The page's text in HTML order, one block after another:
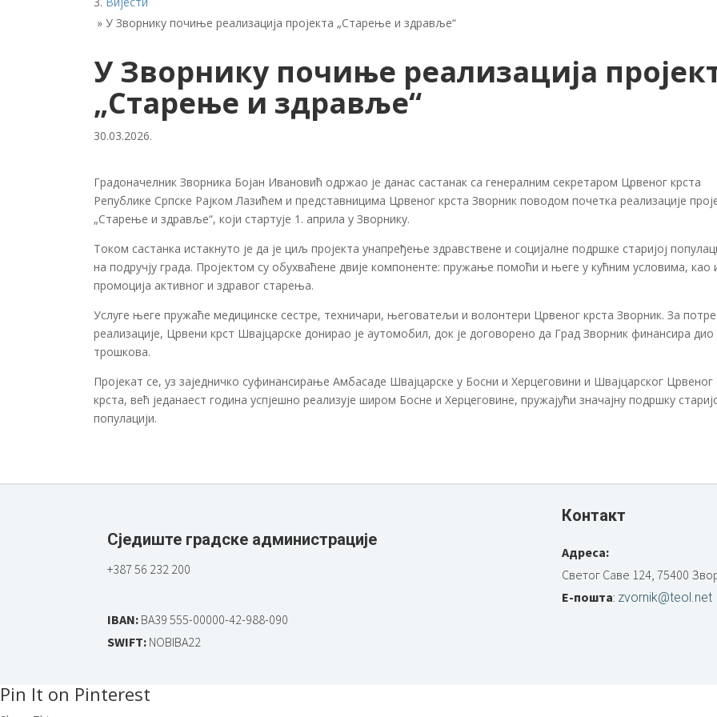
»У Зворнику почиње реализација пројекта „Старење и здравље“
У Зворнику почиње реализација
„Старење и здравље“
30.03.2026.
Градоначелник Зворника Бојан Ивановић одржао је данас састанак са генералним секретаром Црвеног крста
Републике Српске Рајком Лазићем и представницима Црвеног крста Зворник поводом почетка реализације
„Старење и здравље“, који стартује 1. априла у Зворнику.
Током састанка истакнуто је да је циљ пројекта унапређење здравствене и социјалне подршке старијој
на подручју града. Пројектом су обухваћене двије компоненте: пружање помоћи и његе у кућним условима, као
промоцијa активног и здравог старења.
Услуге његе пружаће медицинске сестре, техничари, његоватељи и волонтери Црвеног крста Зворник. За
реализације, Црвени крст Швајцарске донирао је аутомобил, док је договорено да Град Зворник финансира дио
трошкова.
Пројекат се, уз заједничко суфинансирање Амбасаде Швајцарске у Босни и Херцеговини и Швајцарског Црвеног
крста, већ једанаест година успјешно реализује широм Босне и Херцеговине, пружајући значајну подршку
популацији.
Сједиште градске администрације
+387 56 232 200
IBAN: BA39 555-00000-42-988-090
SWIFT: NOBIBA22
Контакт
Адреса:
Светог Саве 124, 75400
Е-пошта: zvornik@teol.net
Pin It on Pinterest